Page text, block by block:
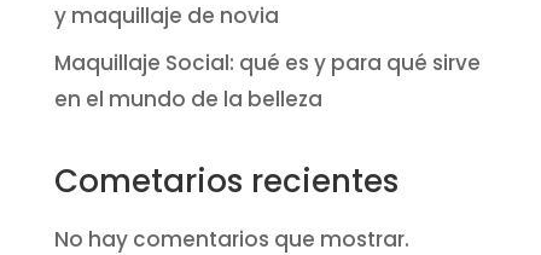
y maquillaje de novia
Maquillaje Social: qué es y para qué sirve
en el mundo de la belleza
Cometarios recientes
No hay comentarios que mostrar.